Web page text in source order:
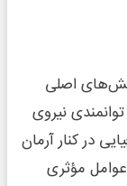
اصلی
نیروی
در کنار آرمان
مؤثری